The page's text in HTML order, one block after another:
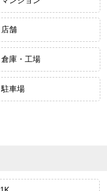
店舗
倉庫・工場
駐車場